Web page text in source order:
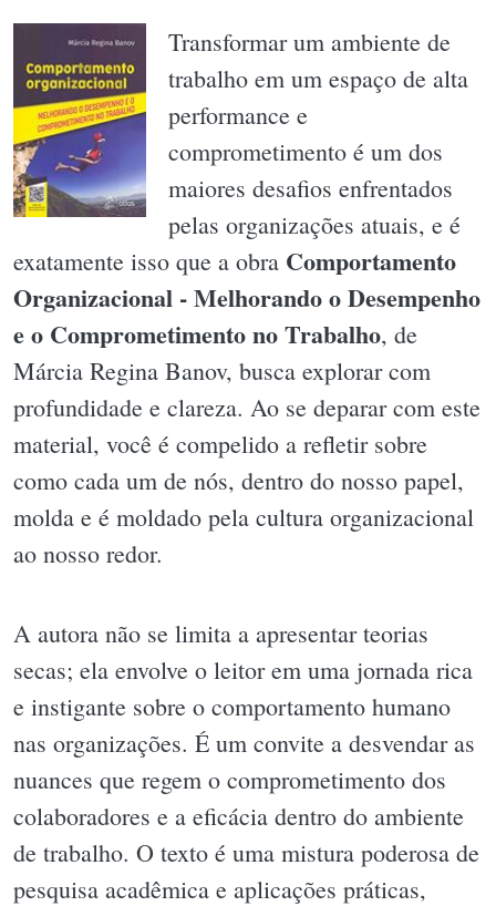
Transformar um ambiente de
trabalho em um espaço de alta
performance e
comprometimento é um dos
maiores desafios enfrentados
pelas organizações atuais, e é
exatamente isso que a obra Comportamento
Organizacional - Melhorando o Desempenho
e o Comprometimento no Trabalho, de
Márcia Regina Banov, busca explorar com
profundidade e clareza. Ao se deparar com este
material, você é compelido a refletir sobre
como cada um de nós, dentro do nosso papel,
molda e é moldado pela cultura organizacional
ao nosso redor.
A autora não se limita a apresentar teorias
secas; ela envolve o leitor em uma jornada rica
e instigante sobre o comportamento humano
nas organizações. É um convite a desvendar as
nuances que regem o comprometimento dos
colaboradores e a eficácia dentro do ambiente
de trabalho. O texto é uma mistura poderosa de
pesquisa acadêmica e aplicações práticas,